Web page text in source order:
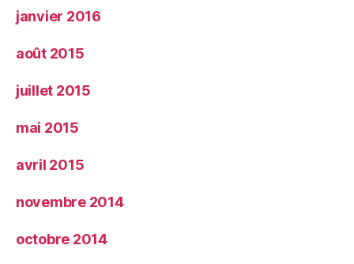
janvier 2016
août 2015
juillet 2015
mai 2015
avril 2015
novembre 2014
octobre 2014